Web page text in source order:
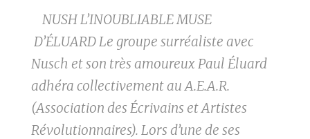
NUSH L’INOUBLIABLE MUSE
D’ÉLUARD Le groupe surréaliste avec
Nusch et son très amoureux Paul Éluard
adhéra collectivement au A.E.A.R.
(Association des Écrivains et Artistes
Révolutionnaires). Lors d’une de ses